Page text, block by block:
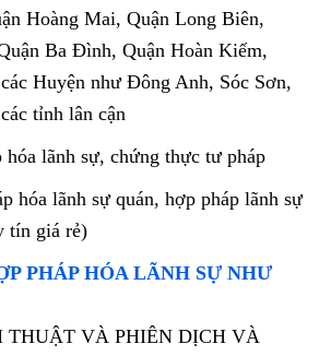
Hoàng Mai, Quận Long Biên,
Ba Đình, Quận Hoàn Kiếm,
Huyện như Đông Anh, Sóc Sơn,
tỉnh lân cận
hóa lãnh sự, chứng thực tư pháp
hóa lãnh sự quán, hợp pháp lãnh sự
tín giá rẻ)
PHÁP HÓA LÃNH SỰ NHƯ
THUẬT VÀ PHIÊN DỊCH VÀ